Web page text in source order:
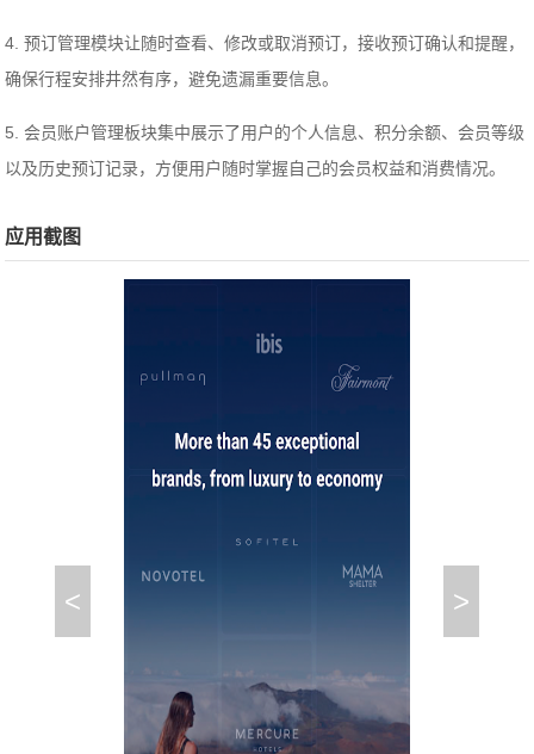
4. 预订管理模块让随时查看、修改或取消预订，接收预订确认和提醒，
确保行程安排井然有序，避免遗漏重要信息。
5. 会员账户管理板块集中展示了用户的个人信息、积分余额、会员等级
以及历史预订记录，方便用户随时掌握自己的会员权益和消费情况。
应用截图
< >